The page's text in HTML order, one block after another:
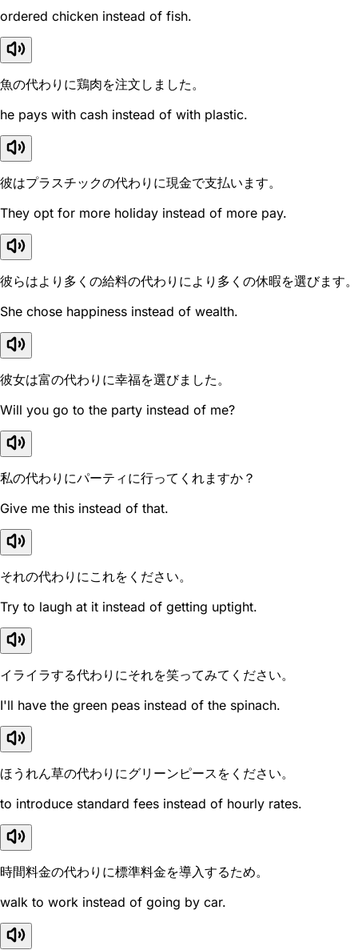
ordered chicken instead of fish.
魚の代わりに鶏肉を注文しました。
he pays with cash instead of with plastic.
彼はプラスチックの代わりに現金で支払います。
They opt for more holiday instead of more pay.
彼らはより多くの給料の代わりにより多くの休暇を選びます。
She chose happiness instead of wealth.
彼女は富の代わりに幸福を選びました。
Will you go to the party instead of me?
私の代わりにパーティに行ってくれますか？
Give me this instead of that.
それの代わりにこれをください。
Try to laugh at it instead of getting uptight.
イライラする代わりにそれを笑ってみてください。
I'll have the green peas instead of the spinach.
ほうれん草の代わりにグリーンピースをください。
to introduce standard fees instead of hourly rates.
時間料金の代わりに標準料金を導入するため。
walk to work instead of going by car.